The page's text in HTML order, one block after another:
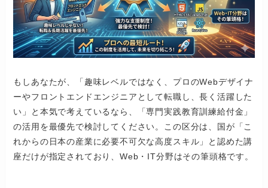
もしあなたが、「趣味レベルではなく、プロのWebデザイナ
ーやフロントエンドエンジニアとして転職し、長く活躍した
い」と本気で考えているなら、「専門実践教育訓練給付金」
の活用を最優先で検討してください。この区分は、国が「こ
れからの日本の産業に必要不可欠な高度スキル」と認めた講
座だけが指定されており、Web・IT分野はその筆頭格です。